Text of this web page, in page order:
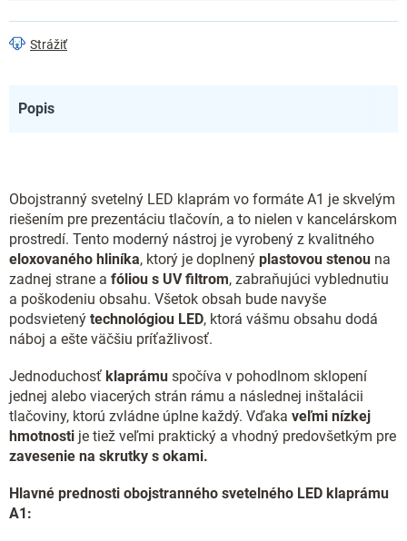
Strážiť
Popis
Obojstranný svetelný LED klaprám vo formáte A1 je skvelým
riešením pre prezentáciu tlačovín, a to nielen v kancelárskom
prostredí. Tento moderný nástroj je vyrobený z kvalitného
eloxovaného hliníka, ktorý je doplnený plastovou stenou na
zadnej strane a fóliou s UV filtrom, zabraňujúci vyblednutiu
a poškodeniu obsahu. Všetok obsah bude navyše
podsvietený technológiou LED, ktorá vášmu obsahu dodá
náboj a ešte väčšiu príťažlivosť.
Jednoduchosť klaprámu spočíva v pohodlnom sklopení
jednej alebo viacerých strán rámu a následnej inštalácii
tlačoviny, ktorú zvládne úplne každý. Vďaka veľmi nízkej
hmotnosti je tiež veľmi praktický a vhodný predovšetkým pre
zavesenie na skrutky s okami.
Hlavné prednosti obojstranného svetelného LED klaprámu
A1: